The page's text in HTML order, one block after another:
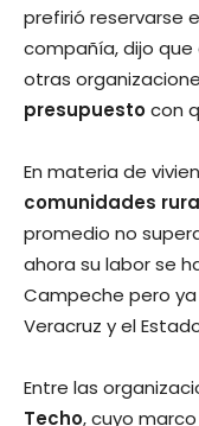
prefirió reservarse
compañía, dijo
otras
presupuestocon
En materia de
comunidades
promedio no
ahora su labor se
Campeche pero
Veracruz y el
Entre las
Techo, cuyo